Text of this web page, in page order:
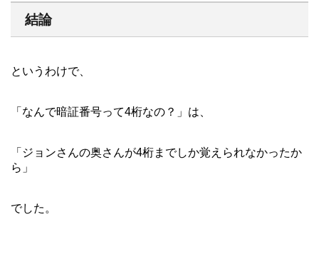
結論
というわけで、
「なんで暗証番号って4桁なの？」は、
「ジョンさんの奥さんが4桁までしか覚えられなかったか
ら」
でした。